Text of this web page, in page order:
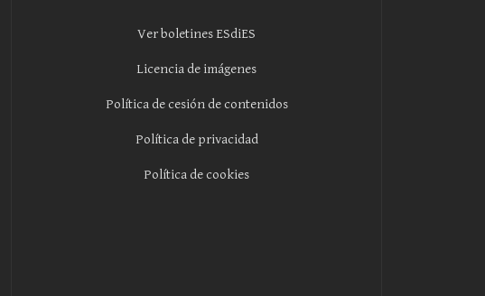
Ver boletines ESdiES
Licencia de imágenes
Política de cesión de contenidos
Política de privacidad
Política de cookies